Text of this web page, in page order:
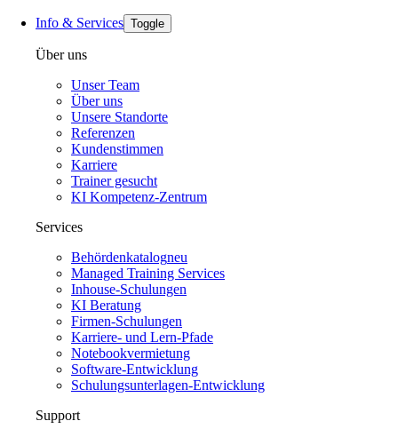
Info & Services Toggle
Über uns
Unser Team
Über uns
Unsere Standorte
Referenzen
Kundenstimmen
Karriere
Trainer gesucht
KI Kompetenz-Zentrum
Services
Behördenkatalogneu
Managed Training Services
Inhouse-Schulungen
KI Beratung
Firmen-Schulungen
Karriere- und Lern-Pfade
Notebookvermietung
Software-Entwicklung
Schulungsunterlagen-Entwicklung
Support